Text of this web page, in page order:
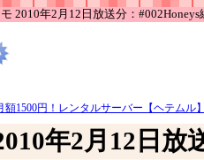
2010年2月12日放送分：#002Honeys
額1500円！レンタルサーバー【ヘテムル
年2月12日放